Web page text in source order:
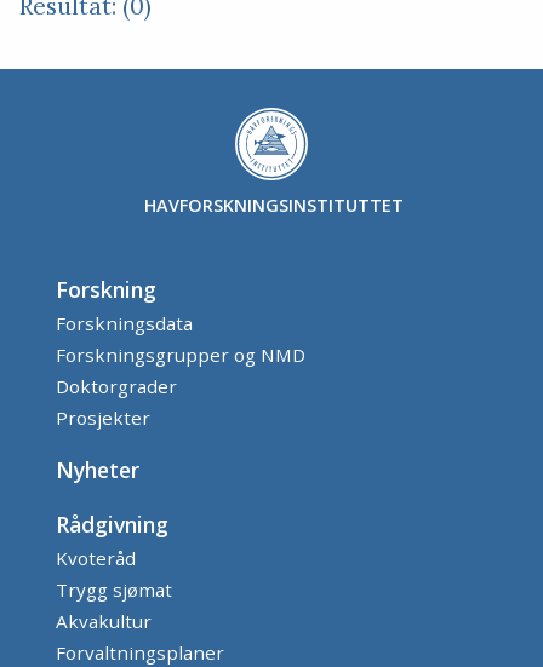
Resultat: (0)
HAVFORSKNINGSINSTITUTTET
Forskning
Forskningsdata
Forskningsgrupper og NMD
Doktorgrader
Prosjekter
Nyheter
Rådgivning
Kvoteråd
Trygg sjømat
Akvakultur
Forvaltningsplaner